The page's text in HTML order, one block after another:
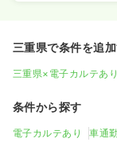
三重県で条件を追
三重県×電子カルテあり
条件から探す
電子カルテあり 車通